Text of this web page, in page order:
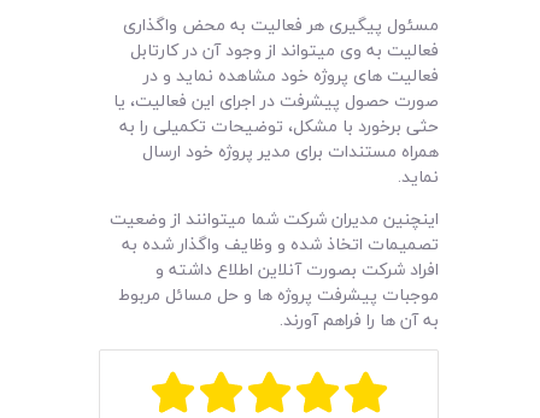
مسئول پیگیری هر فعالیت به محض واگذاری
فعالیت به وی میتواند از وجود آن در کارتابل
فعالیت های پروژه خود مشاهده نماید و در
صورت حصول پیشرفت در اجرای این فعالیت، یا
حثی برخورد با مشکل، توضیحات تکمیلی را به
همراه مستندات برای مدیر پروژه خود ارسال
نماید.
اینچنین مدیران شرکت شما میتوانند از وضعیت
تصمیمات اتخاذ شده و وظایف واگذار شده به
افراد شرکت بصورت آنلاین اطلاع داشته و
موجبات پیشرفت پروژه ها و حل مسائل مربوط
به آن ها را فراهم آورند.